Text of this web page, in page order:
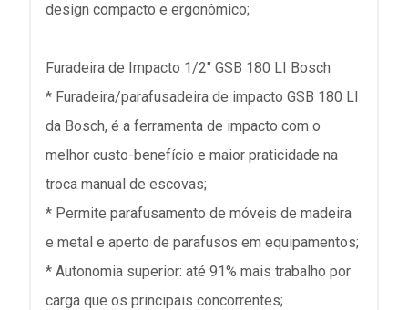
design compacto e ergonômico;
Furadeira de Impacto 1/2" GSB 180 LI Bosch
* Furadeira/parafusadeira de impacto GSB 180 LI
da Bosch, é a ferramenta de impacto com o
melhor custo-benefício e maior praticidade na
troca manual de escovas;
* Permite parafusamento de móveis de madeira
e metal e aperto de parafusos em equipamentos;
* Autonomia superior: até 91% mais trabalho por
carga que os principais concorrentes;